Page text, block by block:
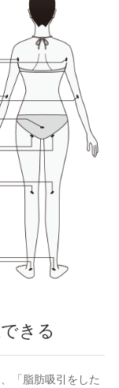
きる
「脂肪吸引をした